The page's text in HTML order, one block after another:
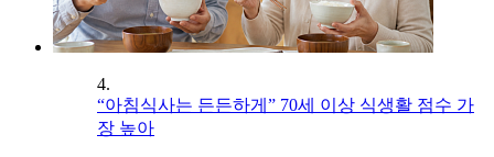
4.
“아침식사는 든든하게” 70세 이상 식생활 점수 가
장 높아